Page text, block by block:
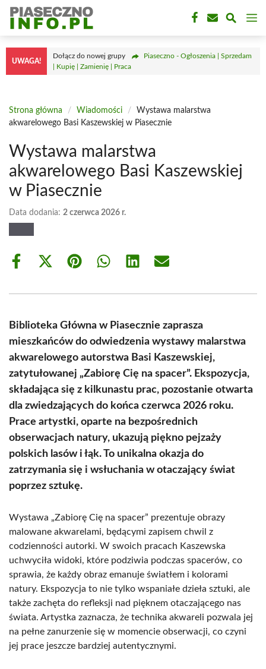
Przejdź
treści
UWAGA!
Dołącz do nowej grupy
Piaseczno - Ogłoszenia | Sprzedam
| Kupię | Zamienię | Praca
Strona główna / Wiadomości /
Wystawa malarstwa
akwarelowego Basi Kaszewskiej w Piasecznie
Wystawa malarstwa
akwarelowego Basi Kaszewskiej
w Piasecznie
Data dodania: 2 czerwca 2026 r.
Share
Share
(Twitter)
Share Share Share Share
Biblioteka Główna w Piasecznie zaprasza
mieszkańców do odwiedzenia wystawy malarstwa
akwarelowego autorstwa Basi Kaszewskiej,
zatytułowanej „Zabiorę Cię na spacer”. Ekspozycja,
składająca się z kilkunastu prac, pozostanie otwarta
dla zwiedzających do końca czerwca 2026 roku.
Prace artystki, oparte na bezpośrednich
obserwacjach natury, ukazują piękno pejzaży
polskich lasów i łąk. To unikalna okazja do
zatrzymania się i wsłuchania w otaczający świat
poprzez sztukę.
Wystawa „Zabiorę Cię na spacer” prezentuje obrazy
malowane akwarelami, będącymi zapisem chwil z
codzienności autorki. W swoich pracach Kaszewska
uchwyciła widoki, które podziwia podczas spacerów, co
sprawia, że każdy obraz emanuje światłem i kolorami
natury. Ekspozycja to nie tylko wspaniałe dzieła sztuki, ale
także zachęta do refleksji nad pięknem otaczającego nas
świata. Artystka zaznacza, że technika akwareli pozwala jej
na pełne zanurzenie się w momencie obserwacji, co czyni
jej prace jeszcze bardziej autentycznymi.